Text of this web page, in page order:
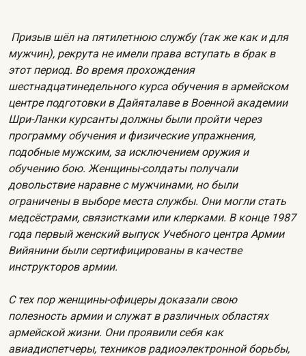
Призыв шёл на пятилетнюю службу (так же как и для
мужчин), рекрута не имели права вступать в брак в
этот период. Во время прохождения
шестнадцатинедельного курса обучения в армейском
центре подготовки в Дайяталаве в Военной академии
Шри-Ланки курсанты должны были пройти через
программу обучения и физические упражнения,
подобные мужским, за исключением оружия и
обучению бою. Женщины-солдаты получали
довольствие наравне с мужчинами, но были
ограничены в выборе места службы. Они могли стать
медсёстрами, связистками или клерками. В конце 1987
года первый женский выпуск Учебного центра Армии
Вийянини были сертифицированы в качестве
инструкторов армии.
С тех пор женщины-офицеры доказали свою
полезность армии и служат в различных областях
армейской жизни. Они проявили себя как
авиадиспетчеры, техников радиоэлектронной борьбы,